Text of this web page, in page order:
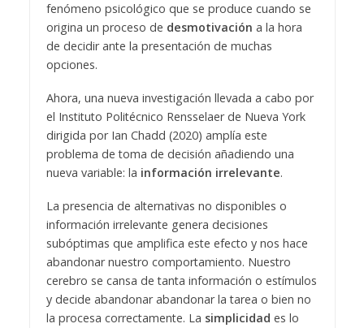
fenómeno psicológico que se produce cuando se
origina un proceso de desmotivación a la hora
de decidir ante la presentación de muchas
opciones.
Ahora, una nueva investigación llevada a cabo por
el Instituto Politécnico Rensselaer de Nueva York
dirigida por Ian Chadd (2020) amplía este
problema de toma de decisión añadiendo una
nueva variable: la información irrelevante.
La presencia de alternativas no disponibles o
información irrelevante genera decisiones
subóptimas que amplifica este efecto y nos hace
abandonar nuestro comportamiento. Nuestro
cerebro se cansa de tanta información o estímulos
y decide abandonar abandonar la tarea o bien no
la procesa correctamente. La simplicidad es lo